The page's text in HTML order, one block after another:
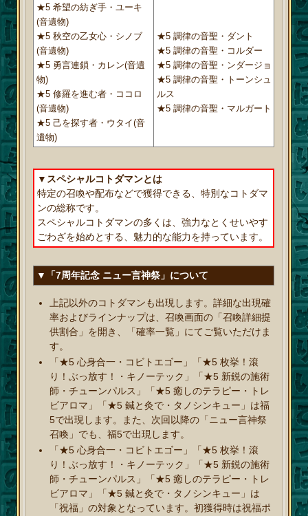
★5 希望の紡ぎ手・ユーキ
(音遺物)
★5 秋空の乙女心・シノブ
(音遺物)
★5 勇言連鎖・カレン(音遺
物)
★5 修羅を進む者・ココロ
(音遺物)
★5 己を探す者・ウタイ(音
遺物)
★5 調律の音聖・ダント
★5 調律の音聖・コルダー
★5 調律の音聖・ンダージョ
★5 調律の音聖・トーンシュ
ルス
★5 調律の音聖・マルガート
▼スペシャルコトダマンとは
特定の召喚や配布などで獲得できる、特別なコトダマ
ンの総称です。
スペシャルコトダマンの多くは、強力なとくせいやす
ごわざを始めとする、魅力的な能力を持っています。
▼「7周年記念 ニュー言神祭」について
上記以外のコトダマンも出現します。詳細な出現確
率およびラインナップは、召喚画面の「召喚詳細提
供割合」を開き、「確率一覧」にてご覧いただけま
す。
「★5 心身合一・コビトエゴー」「★5 枚挙！滾
り！ぶっ放す！・キノーテック」「★5 新鋭の施術
師・チューンパルス」「★5 癒しのテラピー・トレ
ビアロマ」「★5 鍼と灸で・タノシンキュー」は福
5で出現します。また、次回以降の「ニュー言神祭
召喚」でも、福5で出現します。
「★5 心身合一・コビトエゴー」「★5 枚挙！滾
り！ぶっ放す！・キノーテック」「★5 新鋭の施術
師・チューンパルス」「★5 癒しのテラピー・トレ
ビアロマ」「★5 鍼と灸で・タノシンキュー」は
「祝福」の対象となっています。初獲得時は祝福ポ